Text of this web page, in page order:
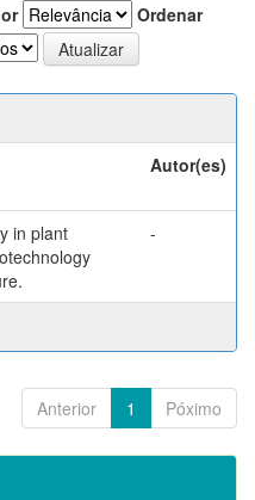
Ordenar
Autor(es)
in plant
-
Anterior 1 Póximo